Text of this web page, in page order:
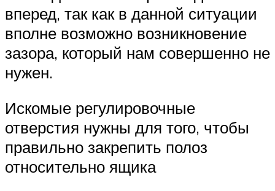
вперед, так как в данной ситуации
вполне возможно возникновение
зазора, который нам совершенно не
нужен.
Искомые регулировочные
отверстия нужны для того, чтобы
правильно закрепить полоз
относительно ящика